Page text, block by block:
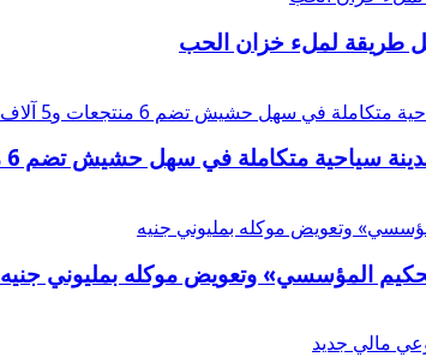
طريقة لملء خزان الحب
المؤسسي» وتعويض موكله بمليوني جنيه